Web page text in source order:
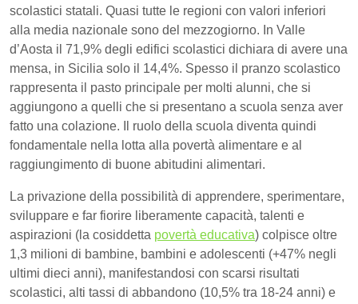
scolastici statali. Quasi tutte le regioni con valori inferiori
alla media nazionale sono del mezzogiorno. In Valle
d’Aosta il 71,9% degli edifici scolastici dichiara di avere una
mensa, in Sicilia solo il 14,4%. Spesso il pranzo scolastico
rappresenta il pasto principale per molti alunni, che si
aggiungono a quelli che si presentano a scuola senza aver
fatto una colazione. Il ruolo della scuola diventa quindi
fondamentale nella lotta alla povertà alimentare e al
raggiungimento di buone abitudini alimentari.
La privazione della possibilità di apprendere, sperimentare,
sviluppare e far fiorire liberamente capacità, talenti e
aspirazioni (la cosiddetta povertà educativa) colpisce oltre
1,3 milioni di bambine, bambini e adolescenti (+47% negli
ultimi dieci anni), manifestandosi con scarsi risultati
scolastici, alti tassi di abbandono (10,5% tra 18-24 anni) e